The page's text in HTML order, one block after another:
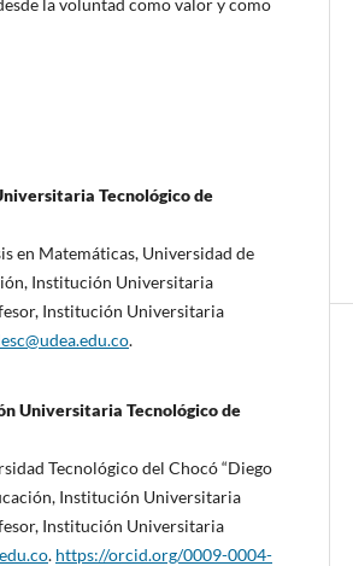
Tecnológico de
en Matemáticas, Universidad de
Institución Universitaria
Institución Universitaria
.
Universitaria Tecnológico de
Tecnológico del Chocó “Diego
Institución Universitaria
Institución Universitaria
. https://orcid.org/0009-0004-